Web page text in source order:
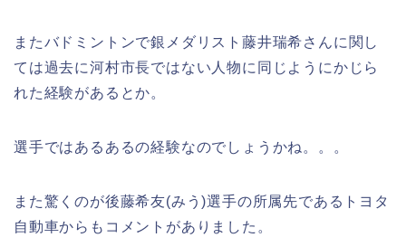
またバドミントンで銀メダリスト藤井瑞希さんに関し
ては過去に河村市長ではない人物に同じようにかじら
れた経験があるとか。
選手ではあるあるの経験なのでしょうかね。。。
また驚くのが後藤希友(みう)選手の所属先であるトヨタ
自動車からもコメントがありました。